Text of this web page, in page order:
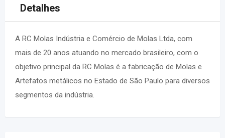
Detalhes
A RC Molas Indústria e Comércio de Molas Ltda, com
mais de 20 anos atuando no mercado brasileiro, com o
objetivo principal da RC Molas é a fabricação de Molas e
Artefatos metálicos no Estado de São Paulo para diversos
segmentos da indústria.